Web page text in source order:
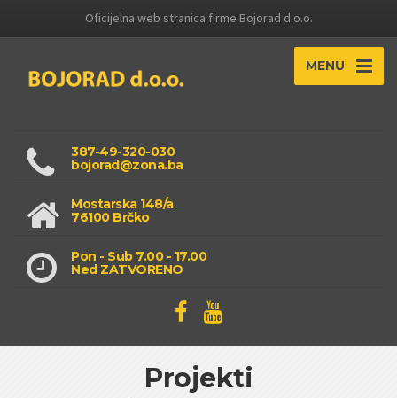
Oficijelna web stranica firme Bojorad d.o.o.
MENU
387-49-320-030
bojorad@zona.ba
Mostarska 148/a
76100 Brčko
Pon - Sub 7.00 - 17.00
Ned ZATVORENO
Projekti